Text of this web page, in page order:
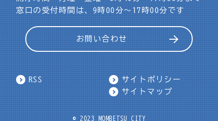
窓口の受付時間は、9時00分～17時00分です
お問い合わせ
RSS
サイトポリシー
サイトマップ
© 2023 MOMBETSU CITY